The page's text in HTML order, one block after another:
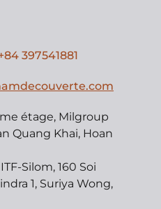
397541881
étage, Milgroup
Quang Khai, Hoan
ITF-Silom, 160 Soi
1, Suriya Wong,